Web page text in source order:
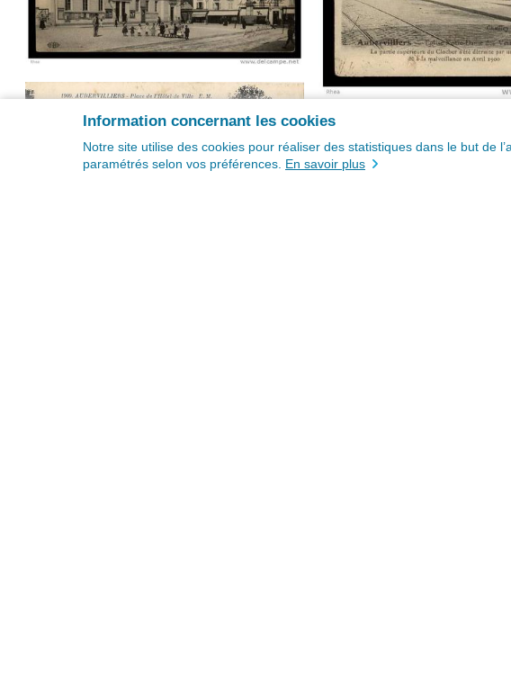
Information concernant les cookies
Notre site utilise des cookies pour réaliser des statistiques dans le but de
paramétrés selon vos préférences. En savoir plus